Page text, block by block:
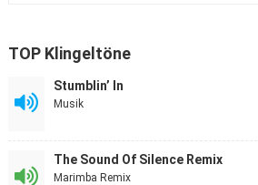
TOP Klingeltöne
Stumblin’ In
Musik
The Sound Of Silence Remix
Marimba Remix